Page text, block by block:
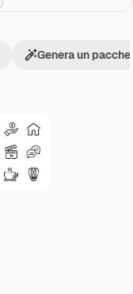
Genera un